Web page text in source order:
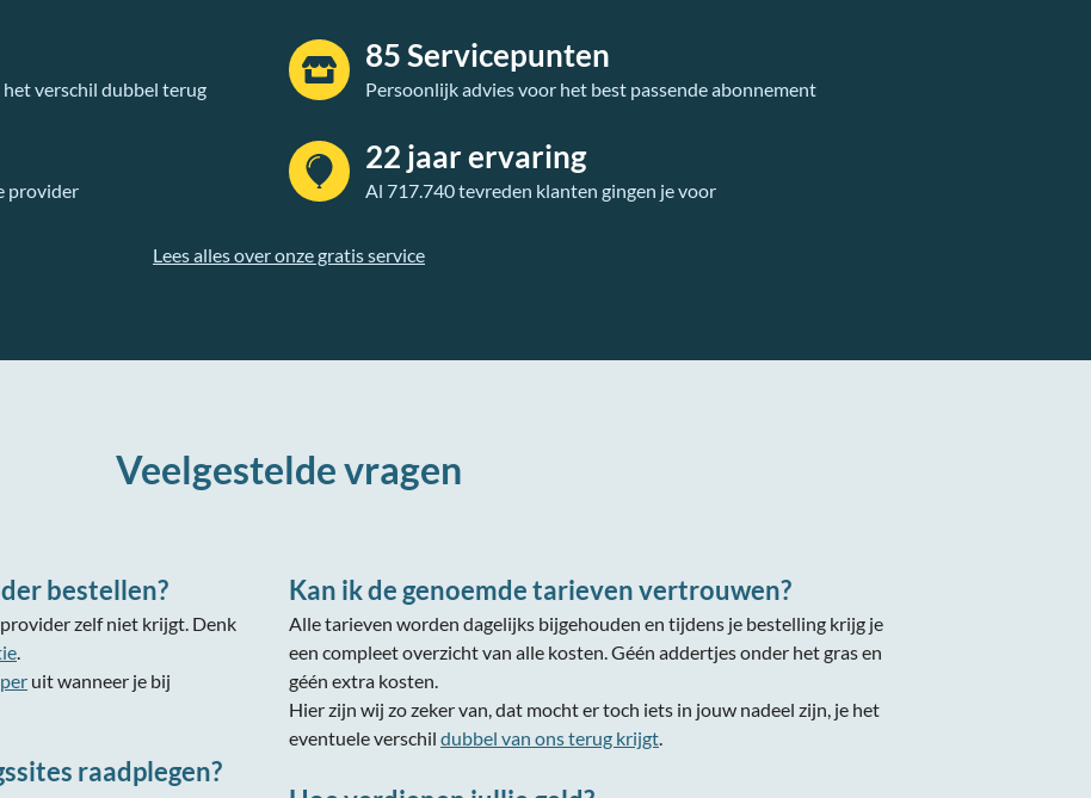
verschil dubbel terug
provider
85 Servicepunten
Persoonlijk advies voor het best passende abonnement
22 jaar ervaring
Al 717.740 tevreden klanten gingen je voor
Lees alles over onze gratis service
Veelgestelde vragen
bestellen?
zelf niet krijgt. Denk
.
uit wanneer je bij
raadplegen?
Kan ik de genoemde tarieven vertrouwen?
Alle tarieven worden dagelijks bijgehouden en tijdens je bestelling krijg je
een compleet overzicht van alle kosten. Géén addertjes onder het gras en
géén extra kosten.
Hier zijn wij zo zeker van, dat mocht er toch iets in jouw nadeel zijn, je het
eventuele verschil dubbel van ons terug krijgt.